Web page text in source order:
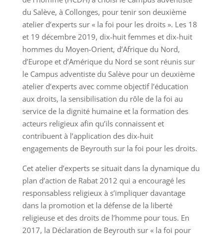
du Salève, à Collonges, pour tenir son deuxième
atelier d’experts sur « la foi pour les droits ». Les 18
et 19 décembre 2019, dix-huit femmes et dix-huit
hommes du Moyen-Orient, d’Afrique du Nord,
d’Europe et d’Amérique du Nord se sont réunis sur
le Campus adventiste du Salève pour un deuxième
atelier d’experts avec comme objectif l’éducation
aux droits, la sensibilisation du rôle de la foi au
service de la dignité humaine et la formation des
acteurs religieux afin qu’ils connaissent et
contribuent à l’application des dix-huit
engagements de Beyrouth sur la foi pour les droits.
Cet atelier d’experts se situait dans la dynamique du
plan d’action de Rabat 2012 qui a encouragé les
responsabless religieux à s’impliquer davantage
dans la promotion et la défense de la liberté
religieuse et des droits de l’homme pour tous. En
2017, la Déclaration de Beyrouth sur « la foi pour